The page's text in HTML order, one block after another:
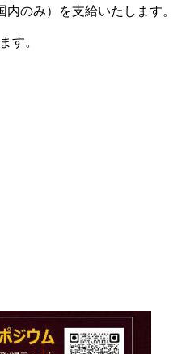
）を支給いたします。
。